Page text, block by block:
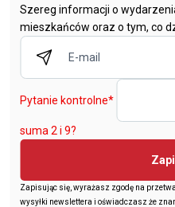
Szereg informacji o
mieszkańców oraz o tym, co
Pytanie kontrolne*
suma 2 i 9?
Zapisując się, wyrażasz zgodę na
wysyłki newslettera i oświadczasz że